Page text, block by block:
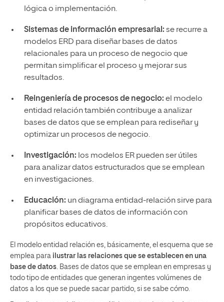
lógica o implementación.
Sistemas de información empresarial: se recurre a
modelos ERD para diseñar bases de datos
relacionales para un proceso de negocio que
permitan simplificar el proceso y mejorar sus
resultados.
Reingeniería de procesos de negocio: el modelo
entidad relación también contribuye a analizar
bases de datos que se emplean para rediseñar y
optimizar un procesos de negocio.
Investigación: los modelos ER pueden ser útiles
para analizar datos estructurados que se emplean
en investigaciones.
Educación: un diagrama entidad-relación sirve para
planificar bases de datos de información con
propósitos educativos.
El modelo entidad relación es, básicamente, el esquema que se
emplea para ilustrar las relaciones que se establecen en una
base de datos. Bases de datos que se emplean en empresas y
todo tipo de entidades que generan ingentes volúmenes de
datos a los que se puede sacar partido, si se sabe cómo.